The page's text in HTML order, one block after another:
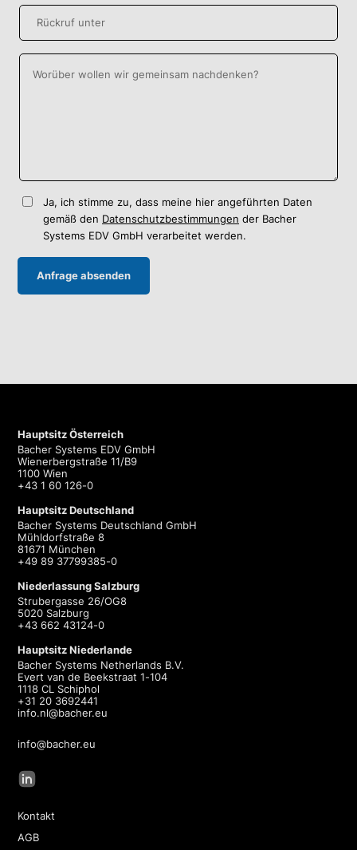
Ja, ich stimme zu, dass meine hier angeführten Daten
gemäß den Datenschutzbestimmungen der Bacher
Systems EDV GmbH verarbeitet werden.
Hauptsitz Österreich
Bacher Systems EDV GmbH
Wienerbergstraße 11/B9
1100 Wien
+43 1 60 126-0
Hauptsitz Deutschland
Bacher Systems Deutschland GmbH
Mühldorfstraße 8
81671 München
+49 89 37799385-0
Niederlassung Salzburg
Strubergasse 26/OG8
5020 Salzburg
+43 662 43124-0
Hauptsitz Niederlande
Bacher Systems Netherlands B.V.
Evert van de Beekstraat 1-104
1118 CL Schiphol
+31 20 3692441
info.nl@bacher.eu
info@bacher.eu
Kontakt
AGB